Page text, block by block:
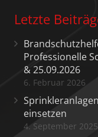
Letzte
Professionelle
& 25.09.2026
6. Februar 2026
einsetzen
4. September 2025